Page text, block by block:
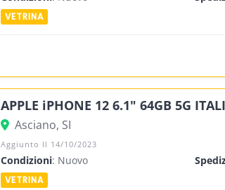
APPLE iPHONE 12 6.1" 64GB 5G
Asciano, SI
Aggiunto Il 14/10/2023
Condizioni: Nuovo